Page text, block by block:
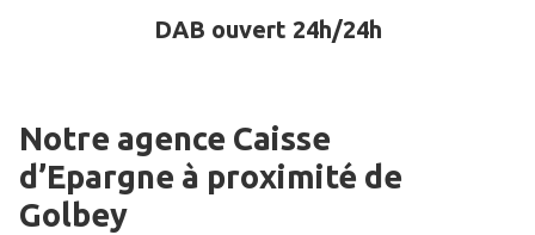
DAB ouvert 24h/24h
Notre agence Caisse
d’Epargne à proximité de
Golbey